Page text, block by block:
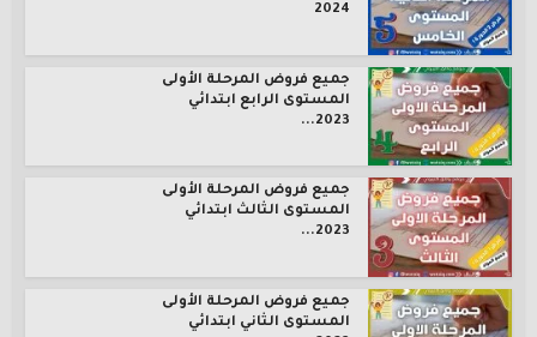
2024
جميع فروض المرحلة الأولى
المستوى الرابع ابتدائي
2023...
جميع فروض المرحلة الأولى
المستوى الثالث ابتدائي
2023...
جميع فروض المرحلة الأولى
المستوى الثاني ابتدائي